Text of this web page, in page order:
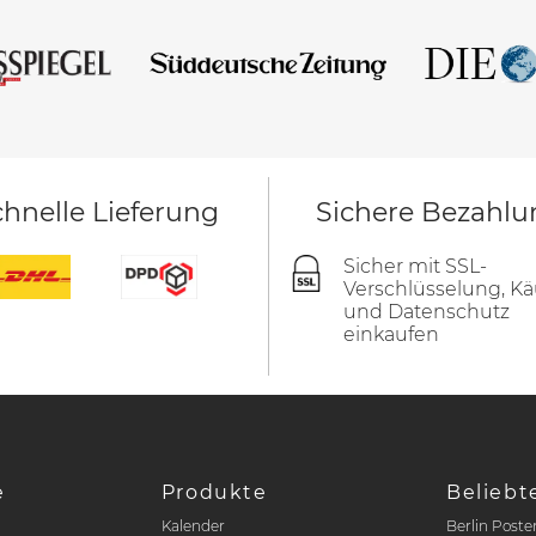
Lieferung Sichere
Sicher mit SSL-
Verschlüsselung,
und Datenschutz
einkaufen
Produkte
Kalender Berlin